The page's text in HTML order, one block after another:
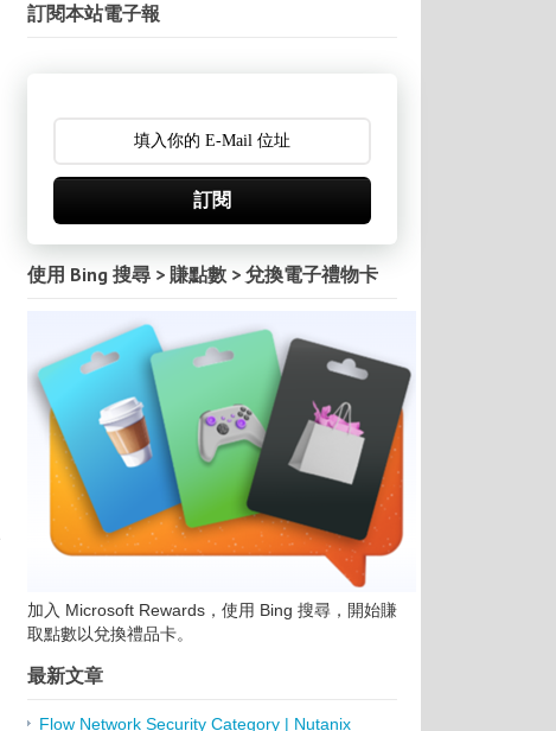
訂閱本站電子報
訂閱
使用 Bing 搜尋 > 賺點數 > 兌換電子禮物卡
加入 Microsoft Rewards，使用 Bing 搜尋，開始賺
取點數以兌換禮品卡。
最新文章
Flow Network Security Category | Nutanix